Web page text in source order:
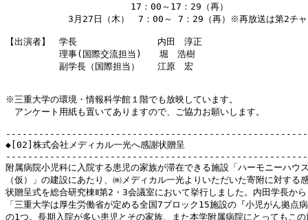
17：00～17：29（再）
3月27日（木）　7：00～ 7：29（再）※再放送は第2チャ
【出演者】　学長　　　　　　　　　内田　淳正
理事(国際交流担当)　　堀　浩樹
副学長（国際担当）　　江原　宏
※三重大学の環境・情報科学館１階でも放映しています。
アンケート用紙も置いてありますので、ご協力お願いします。
◆[02]株式会社メディカル一光へ感謝状贈呈
附属病院小児科に入院する患児の家族が滞在できる施設「ハーモニーハウ
（仮）」の建設にあたり、㈱メディカル一光よりいただいた寄附に対する
状贈呈式を総合研究棟Ⅱ第2・3会議室において挙行しました。内田学長から
「三重大学は厚生労働省が定める全国7ブロック15施設の『小児がん拠点
の1つ。長期入院が多い患児とその家族、また本学附属病院にとってもこの